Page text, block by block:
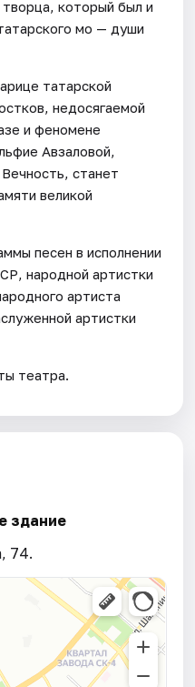
который был и
моң — души
татарской
недосягаемой
и феномене
Авзаловой,
станет
великой
песен в исполнении
народной артистки
артиста
артистки
театра.
здание
74.